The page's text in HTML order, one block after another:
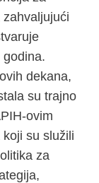
dekana,
su trajno
ovim
su služili
za